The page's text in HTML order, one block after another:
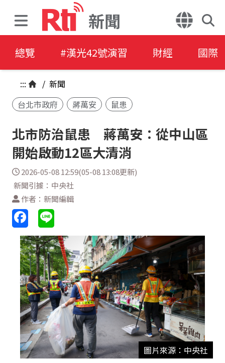
新聞
總覽 #漢光42號演習 財經 國際
::: / 新聞
台北市政府
蔣萬安 鼠患
北市防治鼠患 蔣萬安：從中山區
開始啟動12區大清消
2026-05-08 12:59(05-08 13:08更新)
新聞引據：中央社
作者：新聞編輯
圖片來源：中央社